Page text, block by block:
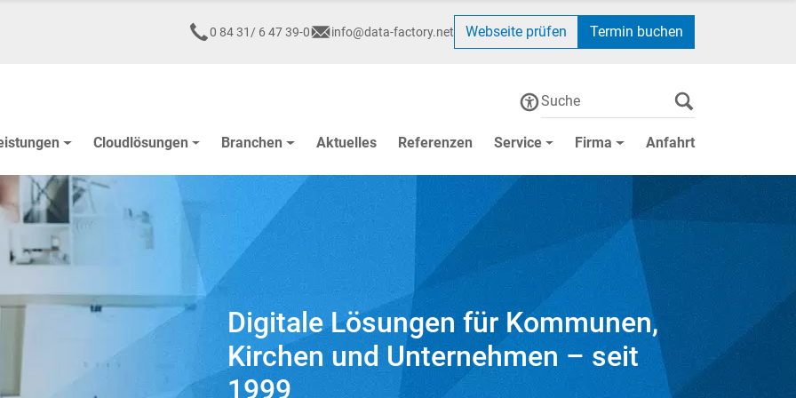
0 84 31/ 6 47 39-0 info@data-factory.net Webseite prüfen Termin buchen
Cloudlösungen Branchen Aktuelles Referenzen Service Firma Anfahrt
Digitale Lösungen für Kommunen,
Kirchen und Unternehmen – seit
1999